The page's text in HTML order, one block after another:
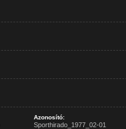
Azonosító:
Sporthirado_1977_02-01